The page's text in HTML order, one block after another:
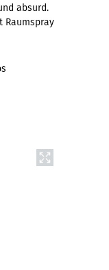
absurd.
Raumspray